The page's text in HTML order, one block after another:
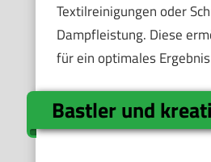
Textilreinigungen oder
Dampfleistung. Diese
für ein optimales
Bastler und